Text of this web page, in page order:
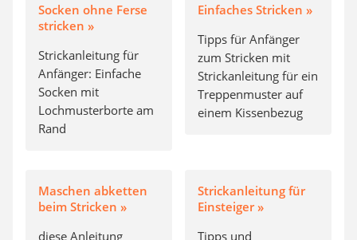
Socken ohne Ferse
stricken »
Strickanleitung für
Anfänger: Einfache
Socken mit
Lochmusterborte am
Rand
Einfaches Stricken »
Tipps für Anfänger
zum Stricken mit
Strickanleitung für ein
Treppenmuster auf
einem Kissenbezug
Maschen abketten
beim Stricken »
diese Anleitung
Strickanleitung für
Einsteiger »
Tipps und